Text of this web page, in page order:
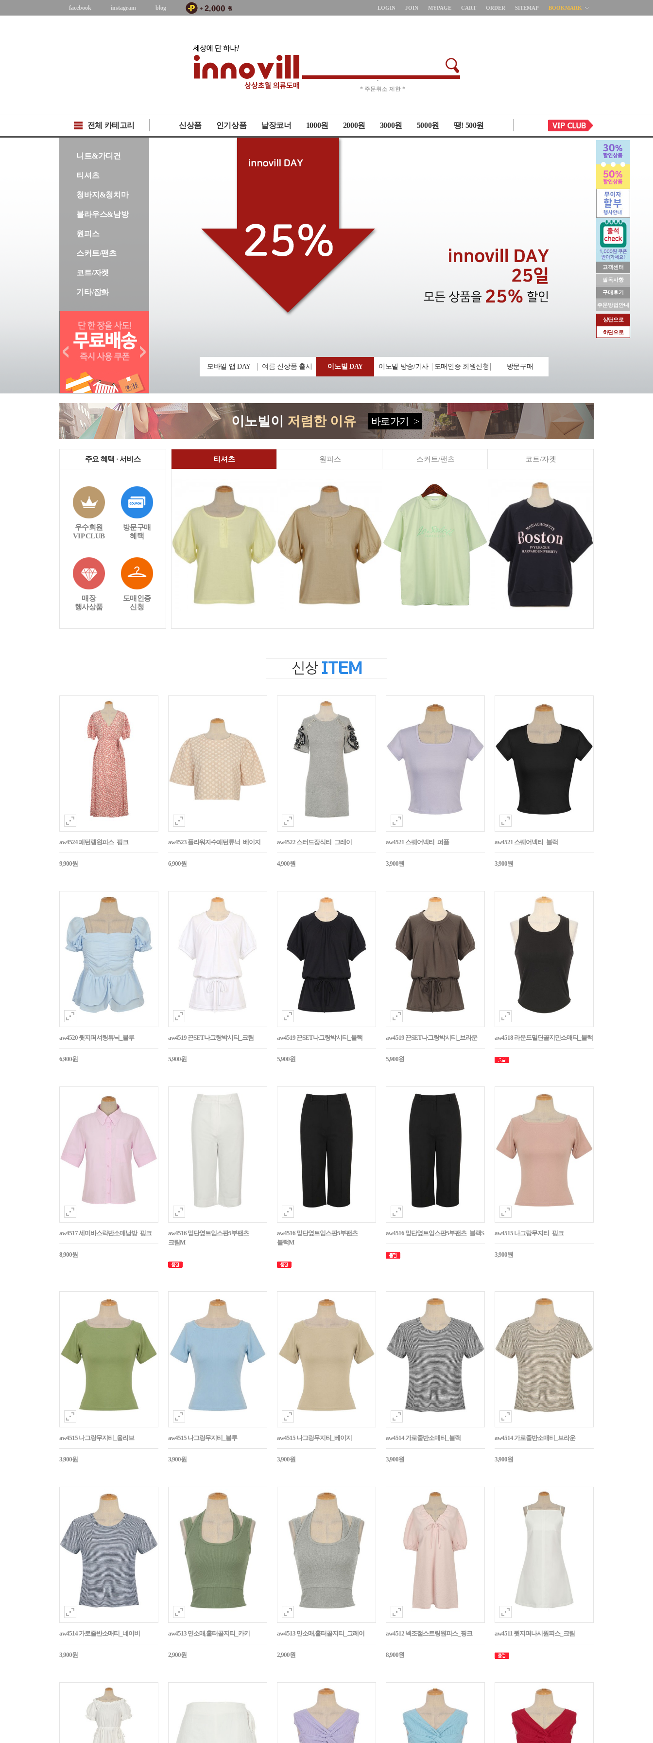
고객센터
필독사항
구매후기
주문방법안내
상단으로
하단으로
facebook instagram blog LOGIN JOIN MYPAGE CART ORDER SITEMAP BOOKMARK
* 상품up-date시간 *
전체 카테고리 신상품 인기상품 낱장코너 1000원 2000원 3000원 5000원 땡! 500원
니트&가디건
티셔츠
청바지&청치마
블라우스&남방
원피스
스커트/팬츠
코트/자켓
기타/잡화
모바일 앱 DAY 여름 신상품 출시 이노빌 DAY 이노빌 방송/기사 도매인증 회원신청 방문구매
이노빌이 저렴한 이유 바로가기 >
주요 혜택 · 서비스
우수회원
VIP CLUB
방문구매
혜택
매장
행사상품
도매인증
신청
티셔츠 원피스 스커트/팬츠 코트/자켓
aw4524 패턴랩원피스_핑크
9,900원
aw4523 플라워자수패턴튜닉_베이지
6,900원
aw4522 스터드장식티_그레이
4,900원
aw4521 스퀘어넥티_퍼플
3,900원
aw4521 스퀘어넥티_블랙
3,900원
aw4520 뒷지퍼셔링튜닉_블루
6,900원
aw4519 끈SET나그랑박시티_크림
5,900원
aw4519 끈SET나그랑박시티_블랙
5,900원
aw4519 끈SET나그랑박시티_브라운
5,900원
aw4518 라운드밑단골지민소매티_블랙
aw4517 세미바스락반소매남방_핑크
8,900원
aw4516 밑단옆트임스판5부팬츠_
크림M
aw4516 밑단옆트임스판5부팬츠_
블랙M
aw4516 밑단옆트임스판5부팬츠_블랙S aw4515 나그랑무지티_핑크
3,900원
aw4515 나그랑무지티_올리브
3,900원
aw4515 나그랑무지티_블루
3,900원
aw4515 나그랑무지티_베이지
3,900원
aw4514 가로줄반소매티_블랙
3,900원
aw4514 가로줄반소매티_브라운
3,900원
aw4514 가로줄반소매티_네이비
3,900원
aw4513 민소매,홀터골지티_카키
2,900원
aw4513 민소매,홀터골지티_그레이
2,900원
aw4512 넥조절스트링원피스_핑크
8,900원
aw4511 뒷지퍼나시원피스_크림